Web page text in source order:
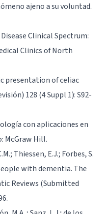
ajeno a su voluntad.
Clinical Spectrum:
Clinics of North
presentation of celiac
128 (4 Suppl 1): S92-
con aplicaciones en
McGraw Hill.
Thiessen, E.J.; Forbes, S.
with dementia. The
Reviews (Submitted